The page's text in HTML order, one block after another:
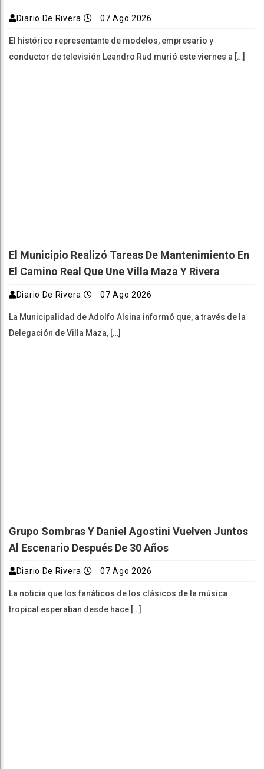
Diario De Rivera 07 Ago 2026
El histórico representante de modelos, empresario y
conductor de televisión Leandro Rud murió este viernes a […]
El Municipio Realizó Tareas De Mantenimiento En
El Camino Real Que Une Villa Maza Y Rivera
Diario De Rivera 07 Ago 2026
La Municipalidad de Adolfo Alsina informó que, a través de la
Delegación de Villa Maza, […]
Grupo Sombras Y Daniel Agostini Vuelven Juntos
Al Escenario Después De 30 Años
Diario De Rivera 07 Ago 2026
La noticia que los fanáticos de los clásicos de la música
tropical esperaban desde hace […]